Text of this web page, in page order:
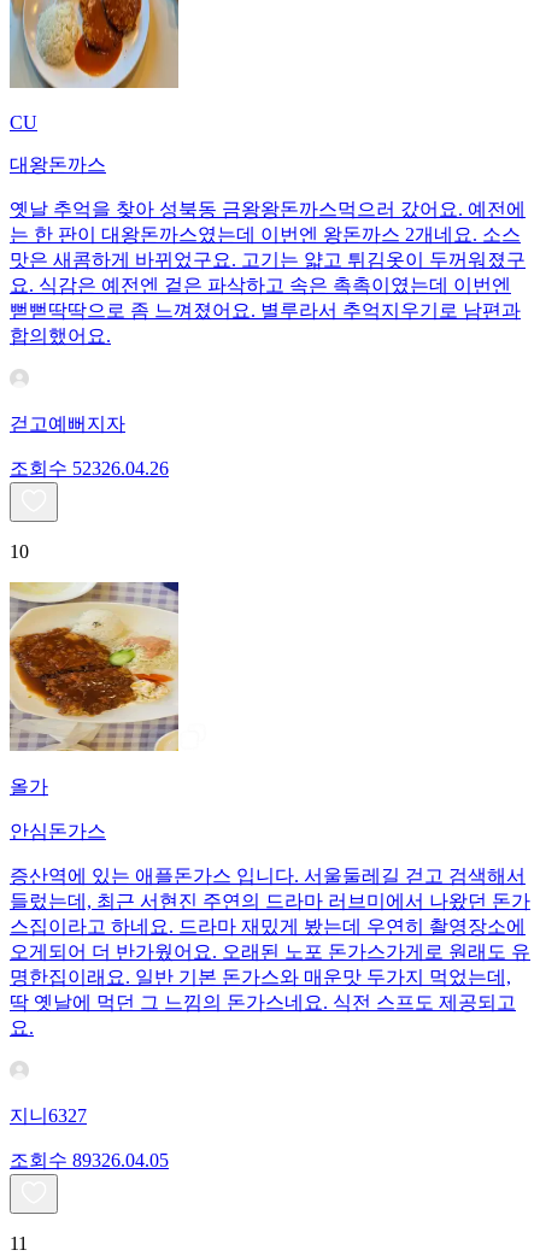
CU
대왕돈까스
옛날 추억을 찾아 성북동 금왕왕돈까스먹으러 갔어요. 예전에
는 한 판이 대왕돈까스였는데 이번엔 왕돈까스 2개네요. 소스
맛은 새콤하게 바뀌었구요. 고기는 얇고 튀김옷이 두꺼워졌구
요. 식감은 예전엔 겉은 파삭하고 속은 촉촉이였는데 이번엔
뻗뻗딱딱으로 좀 느껴졌어요. 별루라서 추억지우기로 남편과
합의했어요.
걷고예뻐지자
조회수 52326.04.26
10
올가
안심돈가스
증산역에 있는 애플돈가스 입니다. 서울둘레길 걷고 검색해서
들렀는데, 최근 서현진 주연의 드라마 러브미에서 나왔던 돈가
스집이라고 하네요. 드라마 재밌게 봤는데 우연히 촬영장소에
오게되어 더 반가웠어요. 오래된 노포 돈가스가게로 원래도 유
명한집이래요. 일반 기본 돈가스와 매운맛 두가지 먹었는데,
딱 옛날에 먹던 그 느낌의 돈가스네요. 식전 스프도 제공되고
요.
지니6327
조회수 89326.04.05
11